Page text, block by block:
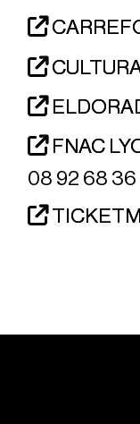
FNAC
08 92 68 36